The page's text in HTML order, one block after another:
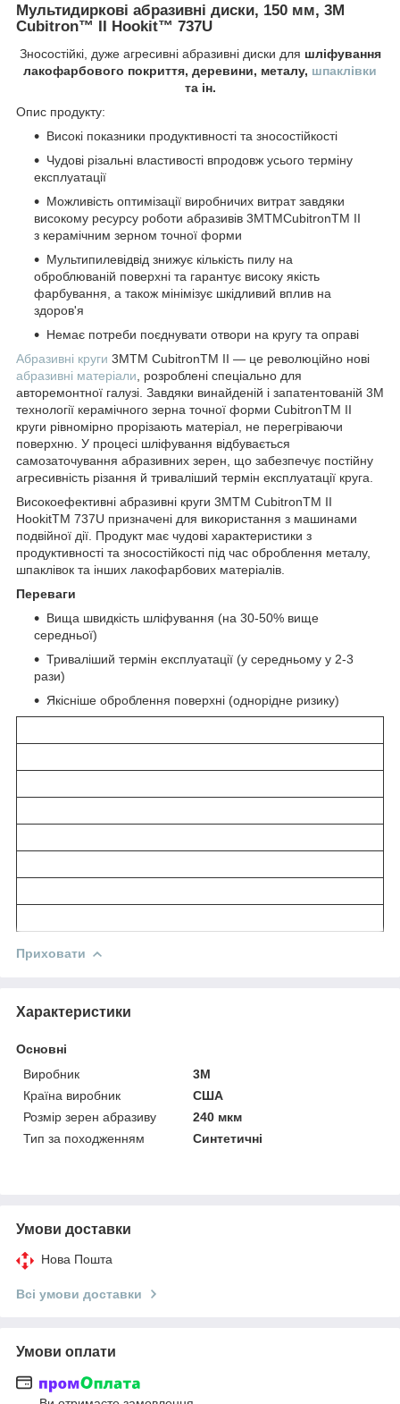
Мультидиркові абразивні диски, 150 мм, 3M
Cubitron™ II Hookit™ 737U
Зносостійкі, дуже агресивні абразивні диски для шліфування
лакофарбового покриття, деревини, металу, шпаклівки
та ін.
Опис продукту:
Високі показники продуктивності та зносостійкості
Чудові різальні властивості впродовж усього терміну
експлуатації
Можливість оптимізації виробничих витрат завдяки
високому ресурсу роботи абразивів 3MTMCubitronTM II
з керамічним зерном точної форми
Мультипилевідвід знижує кількість пилу на
оброблюваній поверхні та гарантує високу якість
фарбування, а також мінімізує шкідливий вплив на
здоров'я
Немає потреби поєднувати отвори на кругу та оправі
Абразивні круги 3MTM CubitronTM II — це революційно нові
абразивні матеріали , розроблені спеціально для
авторемонтної галузі. Завдяки винайденій і запатентованій 3М
технології керамічного зерна точної форми CubitronTM II
круги рівномірно прорізають матеріал, не перегріваючи
поверхню. У процесі шліфування відбувається
самозаточування абразивних зерен, що забезпечує постійну
агресивність різання й триваліший термін експлуатації круга.
Високоефективні абразивні круги 3MTM CubitronTM II
HookitTM 737U призначені для використання з машинами
подвійної дії. Продукт має чудові характеристики з
продуктивності та зносостійкості під час оброблення металу,
шпаклівок та інших лакофарбових матеріалів.
Переваги
Вища швидкість шліфування (на 30-50% вище
середньої)
Триваліший термін експлуатації (у середньому у 2-3
рази)
Якісніше оброблення поверхні (однорідне ризику)
Приховати
Характеристики
Основні
Виробник
3М
Країна виробник
США
Розмір зерен абразиву
240 мкм
Тип за походженням
Синтетичні
Умови доставки
Нова Пошта
Всі умови доставки
Умови оплати